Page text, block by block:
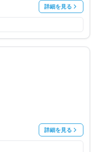
詳細を見る
詳細を見る